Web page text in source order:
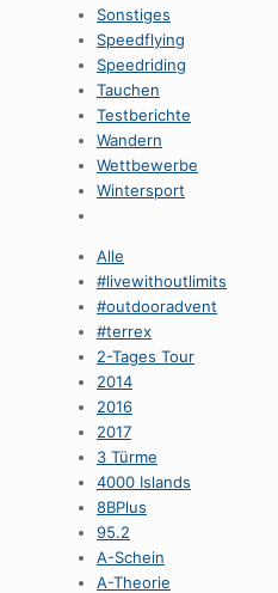
Sonstiges
Speedflying
Speedriding
Tauchen
Testberichte
Wandern
Wettbewerbe
Wintersport
Alle
#livewithoutlimits
#outdooradvent
#terrex
2-Tages Tour
2014
2016
2017
3 Türme
4000 Islands
8BPlus
95.2
A-Schein
A-Theorie